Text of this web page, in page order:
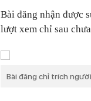
Bài đăng nhận được
lượt xem chỉ sau
Bài đăng chỉ trích